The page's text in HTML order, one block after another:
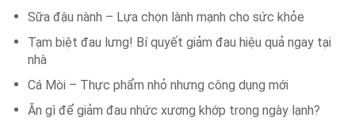
Sữa đậu nành – Lựa chọn lành mạnh cho sức khỏe
Tạm biệt đau lưng! Bí quyết giảm đau hiệu quả ngay tại
nhà
Cá Mòi – Thực phẩm nhỏ nhưng công dụng mới
Ăn gì để giảm đau nhức xương khớp trong ngày lạnh?